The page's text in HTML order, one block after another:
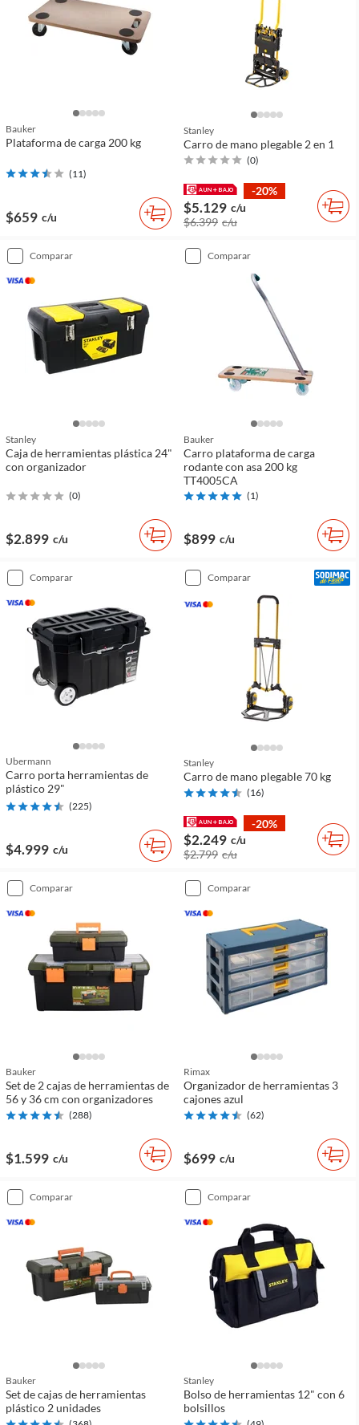
Bauker
Plataforma de carga 200 kg
(11)
$659 c/u
Stanley
Carro de mano plegable 2 en 1
(0)
-20%
$5.129 c/u
$6.399 c/u
comparar
Stanley
Caja de herramientas plástica 24"
con organizador
(0)
$2.899 c/u
comparar
Bauker
Carro plataforma de carga
rodante con asa 200 kg
TT4005CA
(1)
$899 c/u
comparar
Ubermann
Carro porta herramientas de
plástico 29"
(225)
$4.999 c/u
comparar
Stanley
Carro de mano plegable 70 kg
(16)
-20%
$2.249 c/u
$2.799 c/u
comparar
Bauker
Set de 2 cajas de herramientas de
56 y 36 cm con organizadores
(288)
$1.599 c/u
comparar
Rimax
Organizador de herramientas 3
cajones azul
(62)
$699 c/u
comparar
Bauker
Set de cajas de herramientas
plástico 2 unidades
comparar
Stanley
Bolso de herramientas 12" con 6
bolsillos